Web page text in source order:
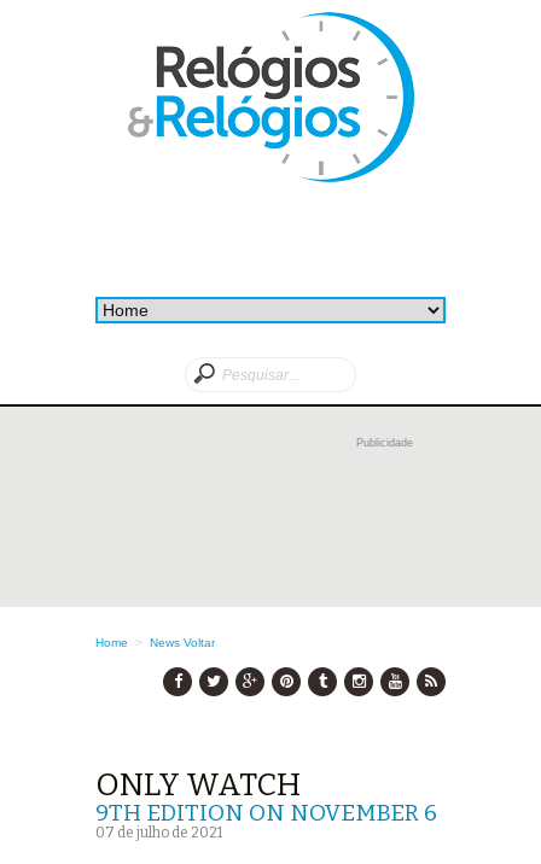
Publicidade
Home > News Voltar
ONLY WATCH
9TH EDITION ON NOVEMBER 6
07 de julho de 2021